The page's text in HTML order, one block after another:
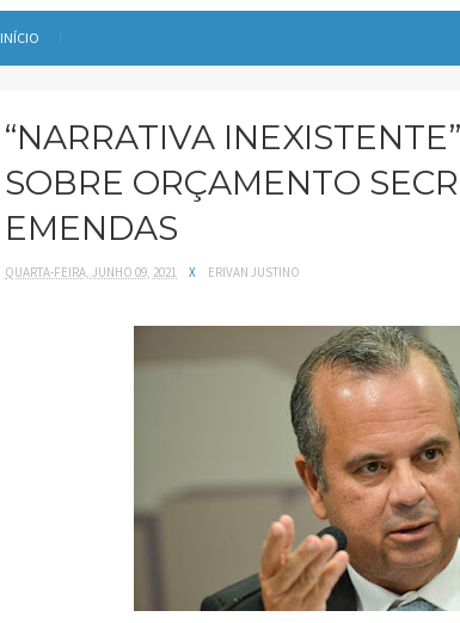
INÍCIO
“NARRATIVA
SOBRE ORÇAMENTO
EMENDAS
QUARTA-FEIRA, JUNHO 09, 2021 X ERIVAN JUSTINO